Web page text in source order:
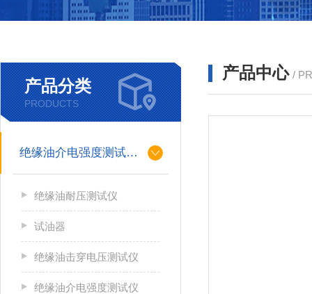
产品分类
PRODUCTS
绝缘油介电强度测试仪系列
绝缘油耐压测试仪
试油器
绝缘油击穿电压测试仪
绝缘油介电强度测试仪
产品中心 /